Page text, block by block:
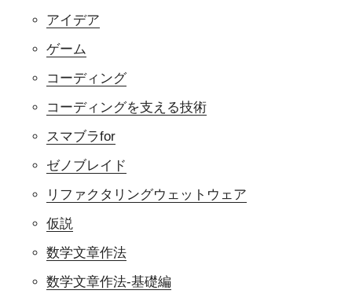
アイデア
ゲーム
コーディング
コーディングを支える技術
スマブラfor
ゼノブレイド
リファクタリングウェットウェア
仮説
数学文章作法
数学文章作法-基礎編